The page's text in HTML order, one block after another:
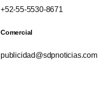
+52-55-5530-8671
Comercial
publicidad@sdpnoticias.com